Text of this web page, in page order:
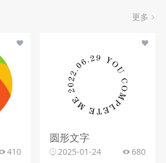
更多
410
圆形文字
2025-01-24 680